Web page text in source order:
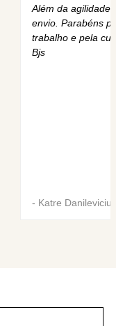
Além da agilidade
envio. Parabéns
trabalho e pela
Bjs
- Katre Danilevicius